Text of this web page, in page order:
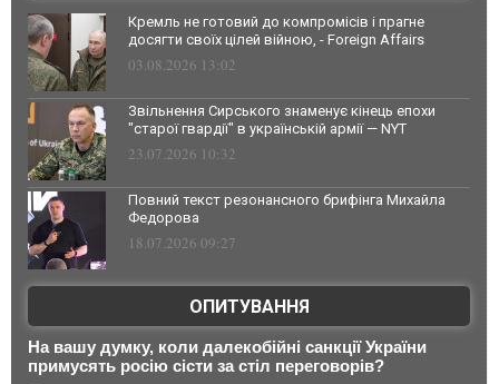
Кремль не готовий до компромісів і прагне
досягти своїх цілей війною, - Foreign Affairs
03.08.2026 13:02
Звільнення Сирського знаменує кінець епохи
"старої гвардії" в українській армії — NYT
23.07.2026 10:32
Повний текст резонансного брифінга Михайла
Федорова
18.07.2026 09:27
ОПИТУВАННЯ
На вашу думку, коли далекобійні санкції України
примусять росію сісти за стіл переговорів?